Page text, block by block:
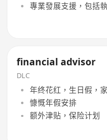
專業發展支援，包括
financial advisor
DLC
年终花红，生日假，
慷慨年假安排
额外津贴，保险计划